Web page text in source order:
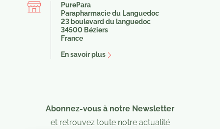
PurePara
Parapharmacie du Languedoc
23 boulevard du languedoc
34500 Béziers
France
En savoir plus
Abonnez-vous à notre Newsletter
et retrouvez toute notre actualité